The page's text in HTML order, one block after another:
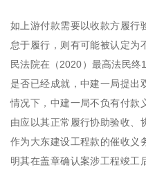
如上游付款需要以收款方履行
怠于履行，则有可能被认定为
民法院在（2020）最高法民终
是否已经成就，中建一局提出
情况下，中建一局不负有付款
由应以其正常履行协助验收、
作为大东建设工程款的催收义
明其在盖章确认案涉工程竣工